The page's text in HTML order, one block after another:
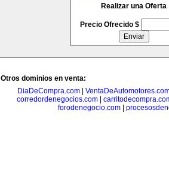
Realizar una Oferta
Precio Ofrecido $
Otros dominios en venta:
DiaDeCompra.com|
corredordenegocios.com
forodenegocio.com